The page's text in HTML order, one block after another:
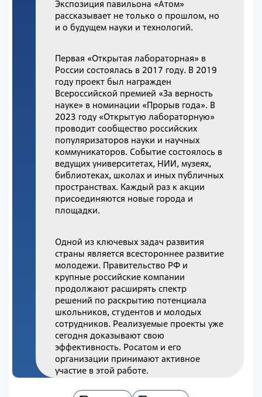
Экспозиция павильона «Атом»
рассказывает не только о прошлом, но
и о будущем науки и технологий.
Первая «Открытая лабораторная» в
России состоялась в 2017 году. В 2019
году проект был награжден
Всероссийской премией «За верность
науке» в номинации «Прорыв года». В
2023 году «Открытую лабораторную»
проводит сообщество российских
популяризаторов науки и научных
коммуникаторов. Событие состоялось в
ведущих университетах, НИИ, музеях,
библиотеках, школах и иных публичных
пространствах. Каждый раз к акции
присоединяются новые города и
площадки.
Одной из ключевых задач развития
страны является всестороннее развитие
молодежи. Правительство РФ и
крупные российские компании
продолжают расширять спектр
решений по раскрытию потенциала
школьников, студентов и молодых
сотрудников. Реализуемые проекты уже
сегодня доказывают свою
эффективность. Росатом и его
организации принимают активное
участие в этой работе.